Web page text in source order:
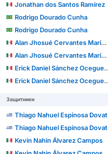
Jonathan dos Santos Ramírez
Rodrigo Dourado Cunha
Rodrigo Dourado Cunha
Alan Jhosué Cervantes Marín del Campo
Alan Jhosué Cervantes Marín del Campo
Erick Daniel Sánchez Ocegueda
Erick Daniel Sánchez Ocegueda
Защитники
Thiago Nahuel Espinosa Dovat
Thiago Nahuel Espinosa Dovat
Kevin Nahin Álvarez Campos